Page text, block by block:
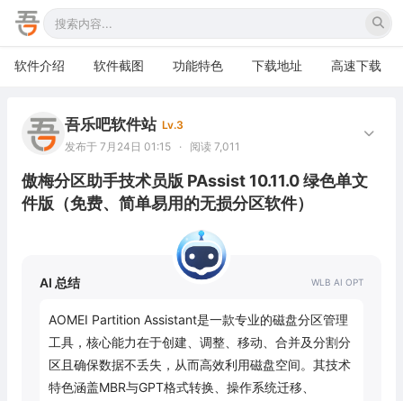
软件介绍 软件截图 功能特色 下载地址 高速下载
吾乐吧软件站 Lv.3
发布于 7月24日 01:15
· 阅读 7,011
傲梅分区助手技术员版 PAssist 10.11.0 绿色单文
件版（免费、简单易用的无损分区软件）
AI 总结
AOMEI Partition Assistant是一款专业的磁盘分区管理
工具，核心能力在于创建、调整、移动、合并及分割分
区且确保数据不丢失，从而高效利用磁盘空间。其技术
特色涵盖MBR与GPT格式转换、操作系统迁移、